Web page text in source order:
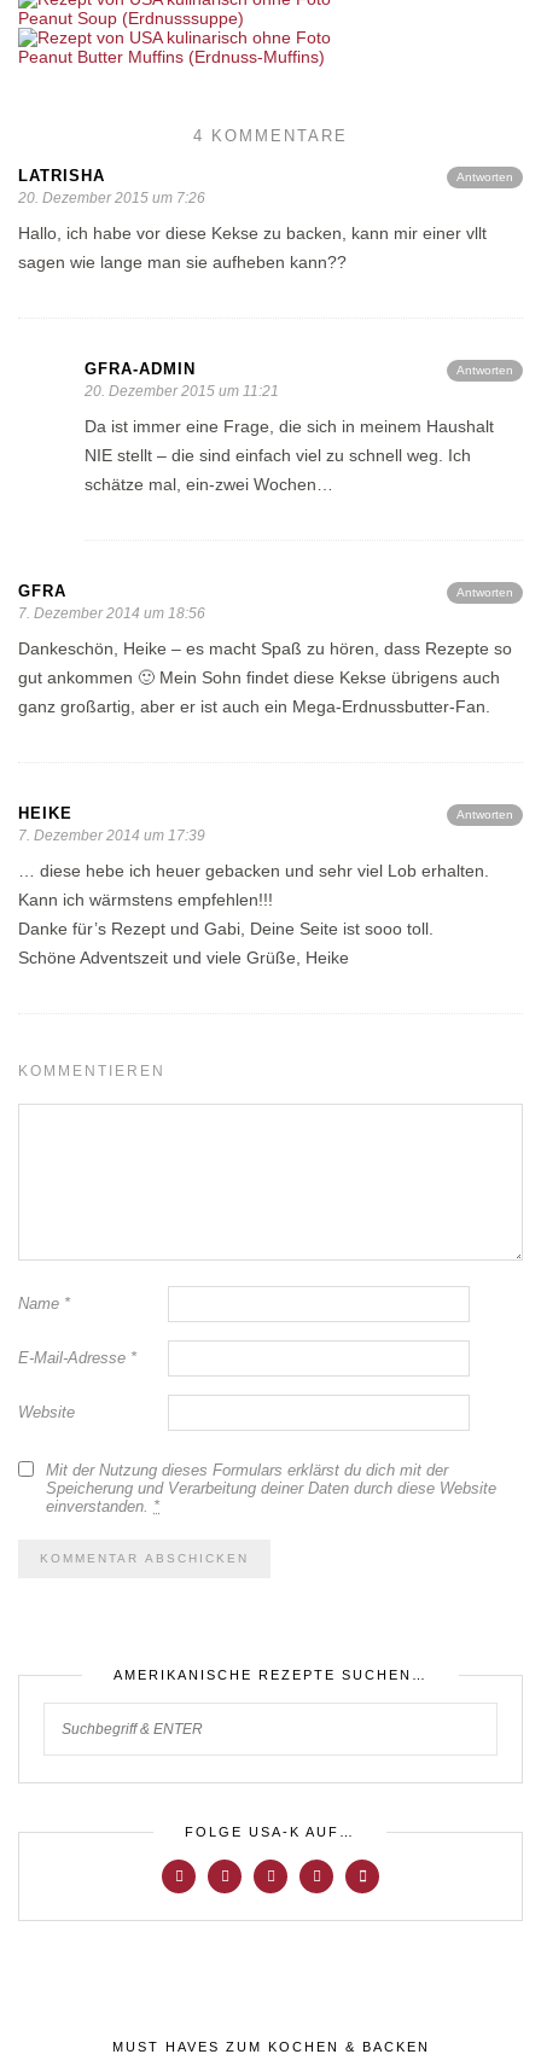
Peanut Soup (Erdnusssuppe)
Peanut Butter Muffins (Erdnuss-Muffins)
4 KOMMENTARE
Antworten
LATRISHA
20. Dezember 2015 um 7:26
Hallo, ich habe vor diese Kekse zu backen, kann mir einer vllt
sagen wie lange man sie aufheben kann??
Antworten
GFRA-ADMIN
20. Dezember 2015 um 11:21
Da ist immer eine Frage, die sich in meinem Haushalt
NIE stellt – die sind einfach viel zu schnell weg. Ich
schätze mal, ein-zwei Wochen…
Antworten
GFRA
7. Dezember 2014 um 18:56
Dankeschön, Heike – es macht Spaß zu hören, dass Rezepte so
gut ankommen 🙂 Mein Sohn findet diese Kekse übrigens auch
ganz großartig, aber er ist auch ein Mega-Erdnussbutter-Fan.
Antworten
HEIKE
7. Dezember 2014 um 17:39
… diese hebe ich heuer gebacken und sehr viel Lob erhalten.
Kann ich wärmstens empfehlen!!!
Danke für’s Rezept und Gabi, Deine Seite ist sooo toll.
Schöne Adventszeit und viele Grüße, Heike
KOMMENTIEREN
Name *
E-Mail-Adresse *
Website
Mit der Nutzung dieses Formulars erklärst du dich mit der
Speicherung und Verarbeitung deiner Daten durch diese Website
einverstanden. *
AMERIKANISCHE REZEPTE SUCHEN…
FOLGE USA-K AUF…
MUST HAVES ZUM KOCHEN & BACKEN